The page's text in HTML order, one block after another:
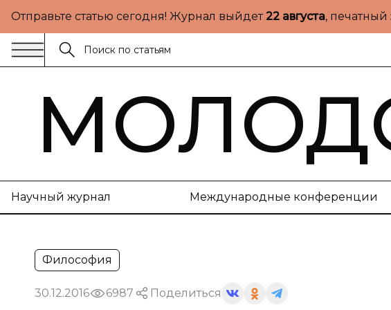
Отправьте статью сегодня! Журнал выйдет22 августа,
Научный журнал Международные конференции
Философия
30.12.2016 6987 Поделиться